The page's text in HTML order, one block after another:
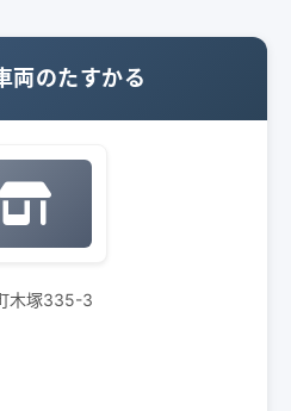
両のたすかる
木塚335-3